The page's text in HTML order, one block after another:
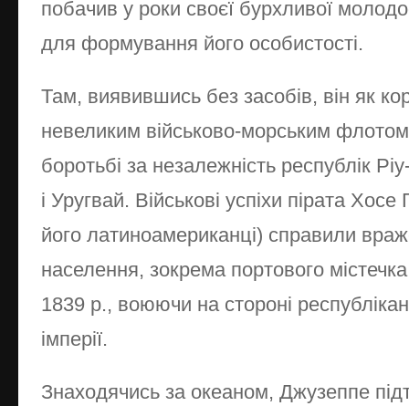
побачив у роки своєї бурхливої
для формування його особистості.
Там, виявившись без засобів, він як
невеликим військово-морським
боротьбі за незалежність республік
і Уругвай. Військові успіхи пірата
його латиноамериканці) справили
населення, зокрема портового
1839 р., воюючи на стороні
імперії.
Знаходячись за океаном, Джузеппе